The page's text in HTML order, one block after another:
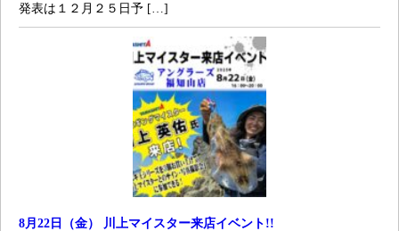
発表は１２月２５日予 […]
8月22日（金） 川上マイスター来店イベント!!